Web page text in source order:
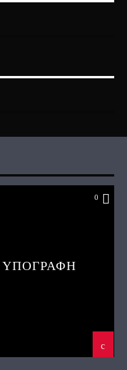
0
| ΥΠΟΓΡΑΦΗ